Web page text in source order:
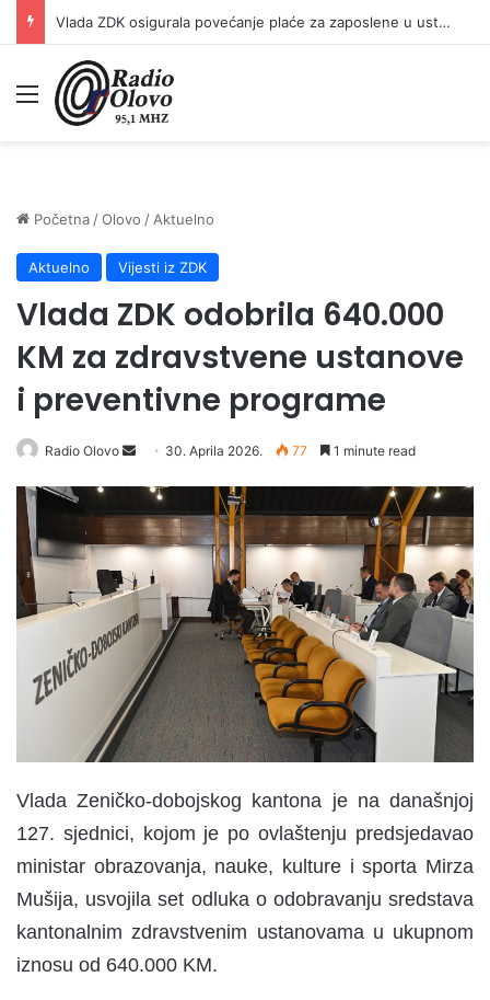
Premijer Pivić održao sastanke sa sindikatima: Plaće prosvjetnih radnika, policije i državnih službenika od 1. jula veće za 10 posto
Meni
Početna /Olovo / Aktuelno
Aktuelno Vijesti iz ZDK
Vlada ZDK odobrila 640.000
KM za zdravstvene ustanove
i preventivne programe
Radio Olovo
a
n
i
l
30. Aprila 2026. 77 1 minute read
Vlada Zeničko-dobojskog kantona je na današnjoj
127. sjednici, kojom je po ovlaštenju predsjedavao
ministar obrazovanja, nauke, kulture i sporta Mirza
Mušija, usvojila set odluka o odobravanju sredstava
kantonalnim zdravstvenim ustanovama u ukupnom
iznosu od 640.000 KM.